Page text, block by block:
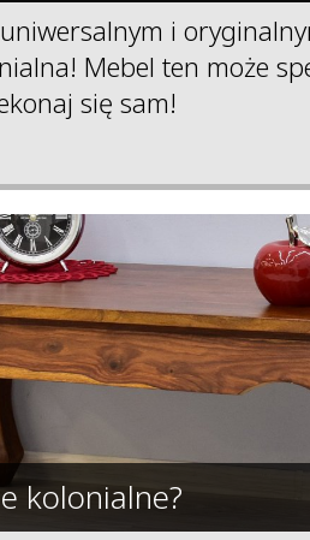
i
Mebel ten może
się sam!
kolonialne?